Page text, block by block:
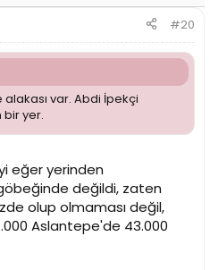
#20
var. Abdi İpekçi
yer.
eğer yerinden
değildi, zaten
olup olmaması değil,
Aslantepe'de 43.000